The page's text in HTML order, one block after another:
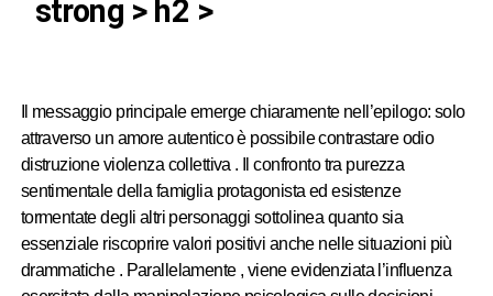
strong > h2 >
Il messaggio principale emerge chiaramente nell’epilogo: solo
attraverso un amore autentico è possibile contrastare odio
distruzione violenza collettiva . Il confronto tra purezza
sentimentale della famiglia protagonista ed esistenze
tormentate degli altri personaggi sottolinea quanto sia
essenziale riscoprire valori positivi anche nelle situazioni più
drammatiche . Parallelamente , viene evidenziata l’influenza